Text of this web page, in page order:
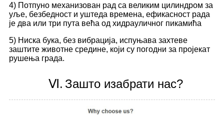
4) Потпуно механизован рад са великим цилиндром за
уље, безбедност и уштеда времена, ефикасност рада
је два или три пута већа од хидрауличног пикамића
5) Ниска бука, без вибрација, испуњава захтеве
заштите животне средине, који су погодни за пројекат
рушења града.
Ⅵ. Зашто изабрати нас?